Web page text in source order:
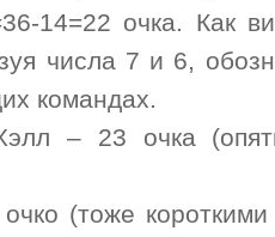
14=22 очка. Как
числа 7 и 6,
командах.
– 23 очка
(тоже